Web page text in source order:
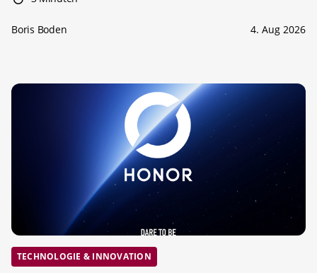
Boris Boden 4. Aug 2026
TECHNOLOGIE & INNOVATION